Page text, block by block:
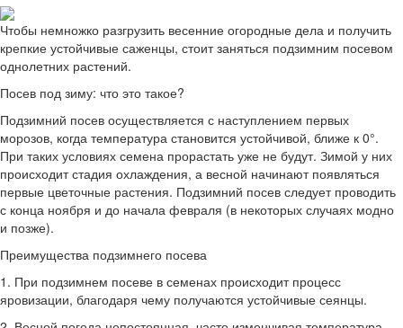
Чтобы немножко разгрузить весенние огородные дела и получить
крепкие устойчивые саженцы, стоит заняться подзимним посевом
однолетних растений.
Посев под зиму: что это такое?
Подзимний посев осуществляется с наступлением первых
морозов, когда температура становится устойчивой, ближе к 0°.
При таких условиях семена прорастать уже не будут. Зимой у них
происходит стадия охлаждения, а весной начинают появляться
первые цветочные растения. Подзимний посев следует проводить
с конца ноября и до начала февраля (в некоторых случаях модно
и позже).
Преимущества подзимнего посева
1. При подзимнем посеве в семенах происходит процесс
яровизации, благодаря чему получаются устойчивые сеянцы.